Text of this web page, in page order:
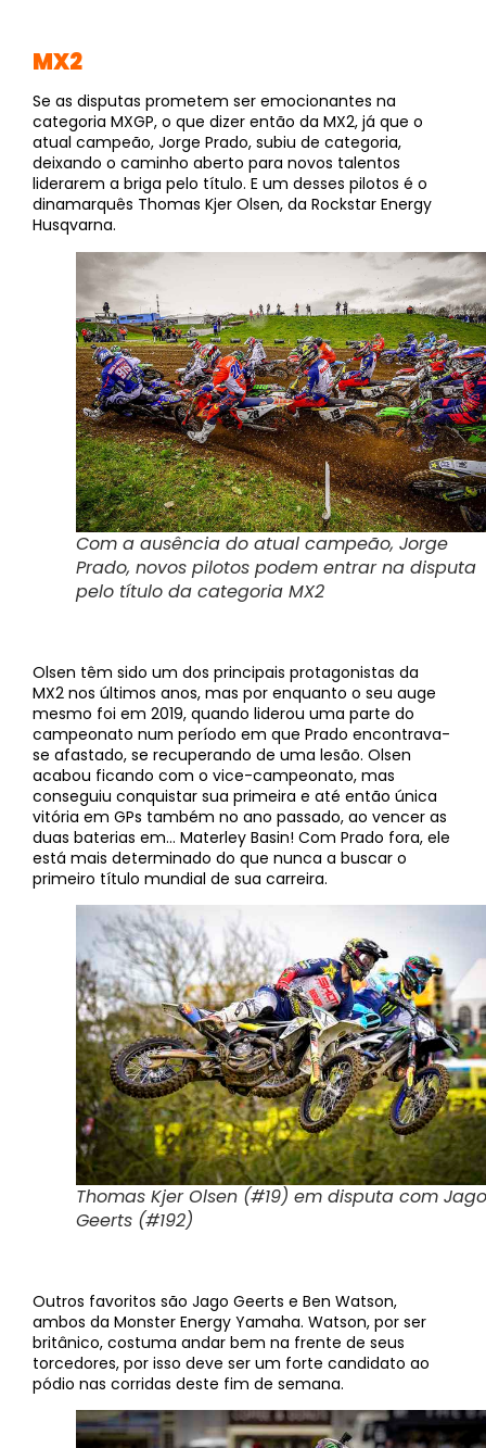
MX2
Se as disputas prometem ser emocionantes na
categoria MXGP, o que dizer então da MX2, já que o
atual campeão, Jorge Prado, subiu de categoria,
deixando o caminho aberto para novos talentos
liderarem a briga pelo título. E um desses pilotos é o
dinamarquês Thomas Kjer Olsen, da Rockstar Energy
Husqvarna.
Com a ausência do atual campeão, Jorge
Prado, novos pilotos podem entrar na disputa
pelo título da categoria MX2
Olsen têm sido um dos principais protagonistas da
MX2 nos últimos anos, mas por enquanto o seu auge
mesmo foi em 2019, quando liderou uma parte do
campeonato num período em que Prado encontrava-
se afastado, se recuperando de uma lesão. Olsen
acabou ficando com o vice-campeonato, mas
conseguiu conquistar sua primeira e até então única
vitória em GPs também no ano passado, ao vencer as
duas baterias em… Materley Basin! Com Prado fora, ele
está mais determinado do que nunca a buscar o
primeiro título mundial de sua carreira.
Thomas Kjer Olsen (#19) em disputa com Jago
Geerts (#192)
Outros favoritos são Jago Geerts e Ben Watson,
ambos da Monster Energy Yamaha. Watson, por ser
britânico, costuma andar bem na frente de seus
torcedores, por isso deve ser um forte candidato ao
pódio nas corridas deste fim de semana.